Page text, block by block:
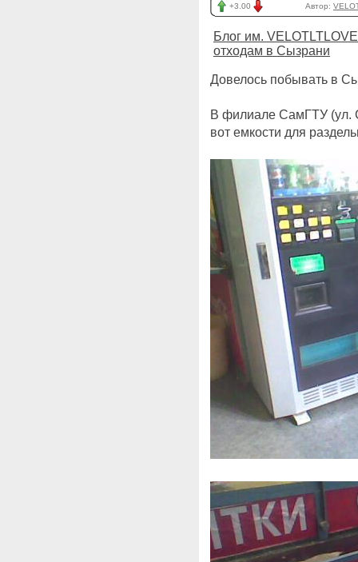
+3.00 Автор:
Блог им. VELOTLTLOVE
отходам в Сызрани
Довелось побывать в
В филиале СамГТУ (ул.
вот емкости для